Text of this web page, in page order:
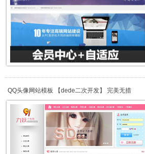
QQ头像网站模板 【dede二次开发】 完美无措